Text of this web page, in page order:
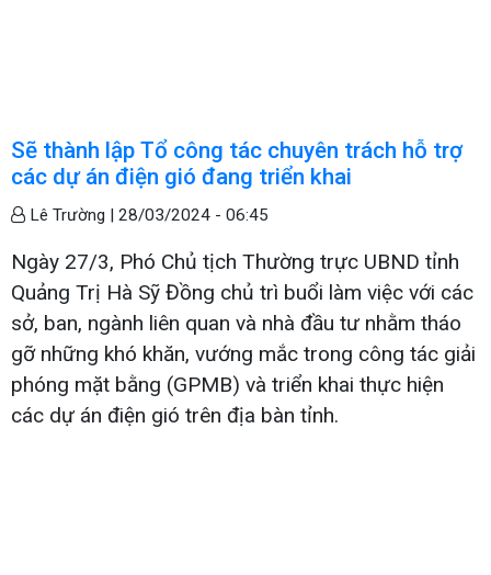
Sẽ thành lập Tổ công tác chuyên trách hỗ trợ
các dự án điện gió đang triển khai
Lê Trường | 28/03/2024 - 06:45
Ngày 27/3, Phó Chủ tịch Thường trực UBND tỉnh
Quảng Trị Hà Sỹ Đồng chủ trì buổi làm việc với các
sở, ban, ngành liên quan và nhà đầu tư nhằm tháo
gỡ những khó khăn, vướng mắc trong công tác giải
phóng mặt bằng (GPMB) và triển khai thực hiện
các dự án điện gió trên địa bàn tỉnh.